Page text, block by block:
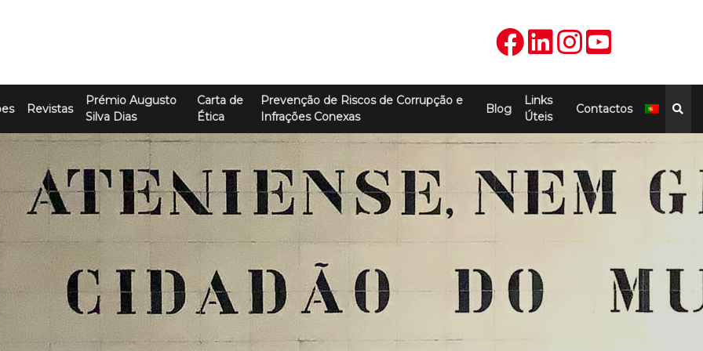
Revistas
Prémio Augusto
Silva Dias
Carta de
Ética
Prevenção de Riscos de Corrupção e
Infrações Conexas
Blog
Links
Úteis
Contactos